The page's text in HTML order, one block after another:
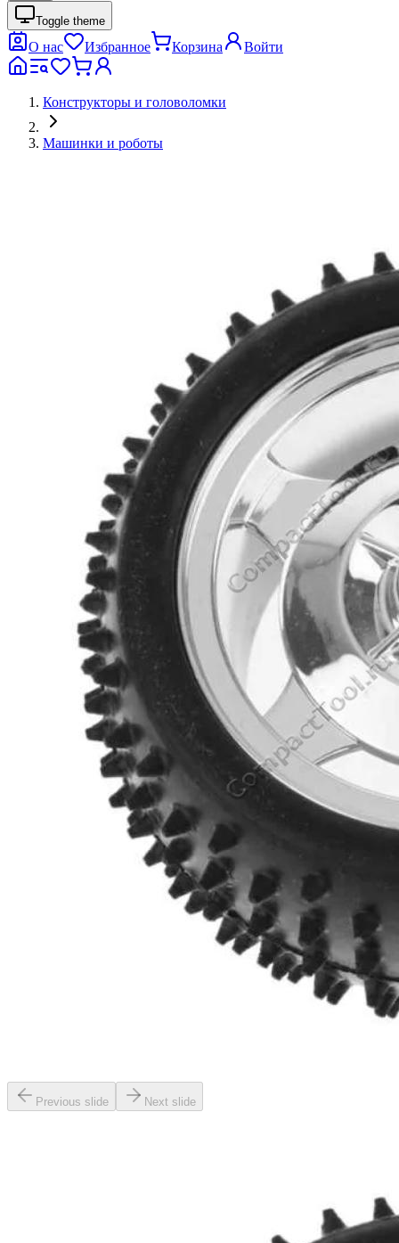
Toggle theme
О нас Избранное Корзина Войти
Конструкторы и головоломки
Машинки и роботы
Previous slide Next slide